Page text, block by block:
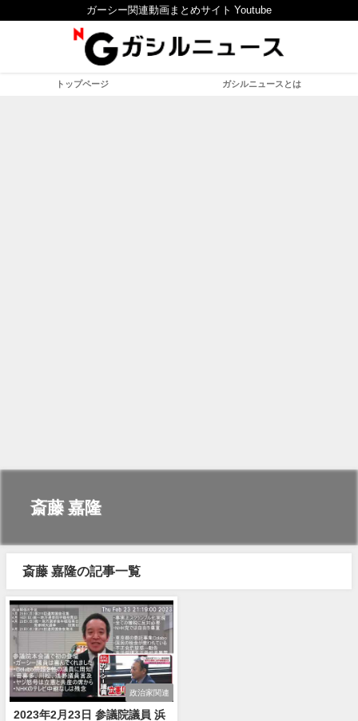
ガーシー関連動画まとめサイト Youtube
トップページ ガシルニュースとは
斎藤 嘉隆
斎藤 嘉隆の記事一覧
政治家関連
2023年2月23日 参議院議員 浜